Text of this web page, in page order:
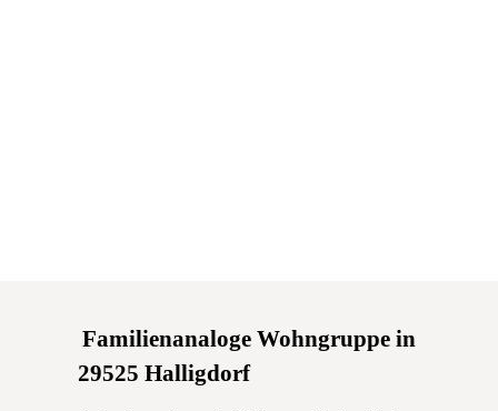
Familienanaloge Wohngruppe in
29525 Halligdorf